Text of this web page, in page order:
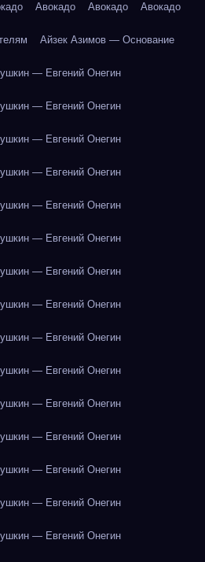
Авокадо Авокадо Авокадо
Айзек Азимов — Основание
— Евгений Онегин
— Евгений Онегин
— Евгений Онегин
— Евгений Онегин
— Евгений Онегин
— Евгений Онегин
— Евгений Онегин
— Евгений Онегин
— Евгений Онегин
— Евгений Онегин
— Евгений Онегин
— Евгений Онегин
— Евгений Онегин
— Евгений Онегин
— Евгений Онегин